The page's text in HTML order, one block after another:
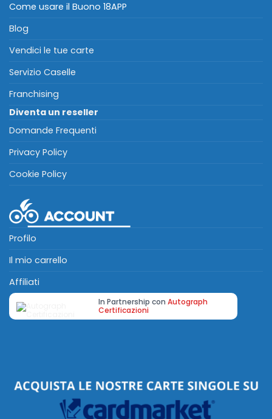
Come usare il Buono 18APP
Blog
Vendici le tue carte
Servizio Caselle
Franchising
Diventa un reseller
Domande Frequenti
Privacy Policy
Cookie Policy
Profilo
Il mio carrello
Affiliati
In Partnership con Autograph
Certificazioni